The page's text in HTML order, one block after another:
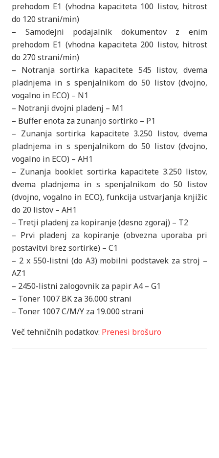
prehodom E1 (vhodna kapaciteta 100 listov, hitrost
do 120 strani/min)
– Samodejni podajalnik dokumentov z enim
prehodom E1 (vhodna kapaciteta 200 listov, hitrost
do 270 strani/min)
– Notranja sortirka kapacitete 545 listov, dvema
pladnjema in s spenjalnikom do 50 listov (dvojno,
vogalno in ECO) – N1
– Notranji dvojni pladenj – M1
– Buffer enota za zunanjo sortirko – P1
– Zunanja sortirka kapacitete 3.250 listov, dvema
pladnjema in s spenjalnikom do 50 listov (dvojno,
vogalno in ECO) – AH1
– Zunanja booklet sortirka kapacitete 3.250 listov,
dvema pladnjema in s spenjalnikom do 50 listov
(dvojno, vogalno in ECO), funkcija ustvarjanja knjižic
do 20 listov – AH1
– Tretji pladenj za kopiranje (desno zgoraj) – T2
– Prvi pladenj za kopiranje (obvezna uporaba pri
postavitvi brez sortirke) – C1
– 2 x 550-listni (do A3) mobilni podstavek za stroj –
AZ1
– 2450-listni zalogovnik za papir A4 – G1
– Toner 1007 BK za 36.000 strani
– Toner 1007 C/M/Y za 19.000 strani
Več tehničnih podatkov: Prenesi brošuro